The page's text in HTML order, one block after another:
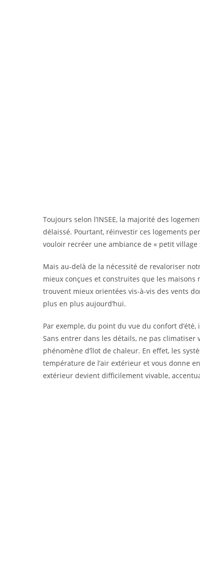
Toujours selon l’INSEE, la majorité des
délaissé. Pourtant, réinvestir ces logements
vouloir recréer une ambiance de « petit
Mais au-delà de la nécessité de revaloriser
mieux conçues et construites que les
trouvent mieux orientées vis-à-vis des vents
plus en plus aujourd’hui.
Par exemple, du point du vue du confort
Sans entrer dans les détails, ne pas
phénomène d’îlot de chaleur. En effet, les
température de l’air extérieur et vous donne
extérieur devient difficilement vivable,